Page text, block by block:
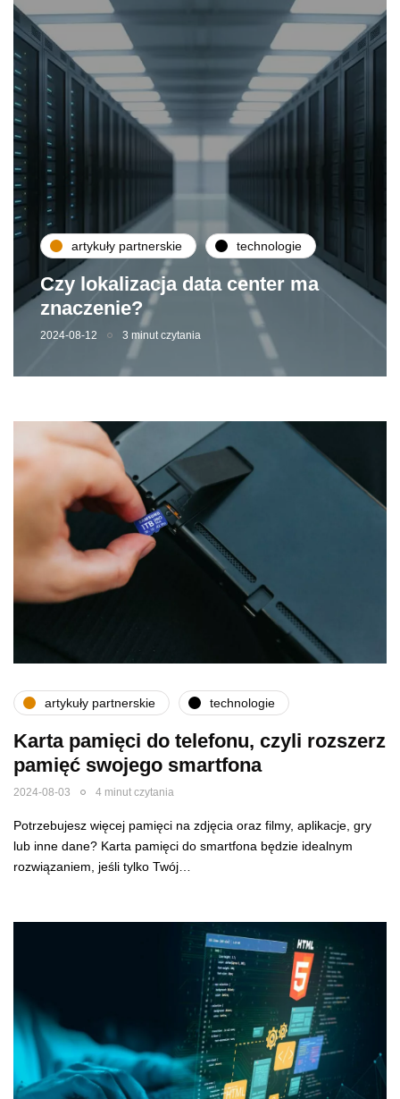
artykuły partnerskie technologie
Czy lokalizacja data center ma
znaczenie?
2024-08-12 3 minut czytania
artykuły partnerskie technologie
Karta pamięci do telefonu, czyli rozszerz
pamięć swojego smartfona
2024-08-03 4 minut czytania
Potrzebujesz więcej pamięci na zdjęcia oraz filmy, aplikacje, gry
lub inne dane? Karta pamięci do smartfona będzie idealnym
rozwiązaniem, jeśli tylko Twój…